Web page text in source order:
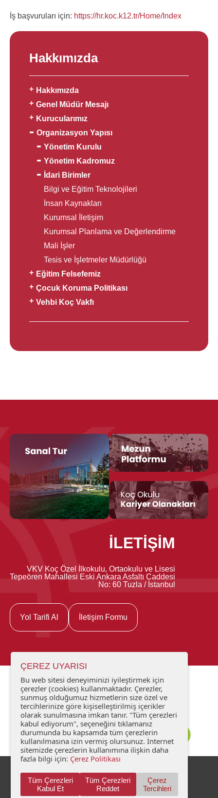
İş başvuruları için: https://hr.koc.k12.tr/Home/Index
Hakkımızda
Hakkımızda
Genel Müdür Mesajı
Kurucularımız
Organizasyon Yapısı
Yönetim Kurulu
Yönetim Kadromuz
İdari Birimler
Bilgi ve Eğitim Teknolojileri
İnsan Kaynakları
Kurumsal İletişim
Kurumsal Planlama ve Değerlendirme
Mali İşler
Tesis ve İşletmeler Müdürlüğü
Eğitim Felsefemiz
Çocuk Koruma Politikası
Vehbi Koç Vakfı
İLETİŞİM
VKV Koç Özel İlkokulu, Ortaokulu ve Lisesi
Tepeören Mahallesi Eski Ankara Asfaltı Caddesi
No: 60 Tuzla / İstanbul
Yol Tarifi Al İletişim Formu
Kişisel Verilerin Korunması İletişim
ÇEREZ UYARISI
Bu web sitesi deneyiminizi iyileştirmek için
çerezler (cookies) kullanmaktadır. Çerezler,
sunmuş olduğumuz hizmetlerin size özel ve
tercihlerinize göre kişiselleştirilmiş içerikler
olarak sunulmasına imkan tanır. "Tüm çerezleri
kabul ediyorum", seçeneğini tıklamanız
durumunda bu kapsamda tüm çerezlerin
kullanılmasına izin vermiş olursunuz. İnternet
sitemizde çerezlerin kullanımına ilişkin daha
fazla bilgi için: Çerez Politikası
Tüm Çerezleri
Kabul Et
Tüm Çerezleri
Reddet
Çerez
Tercihleri